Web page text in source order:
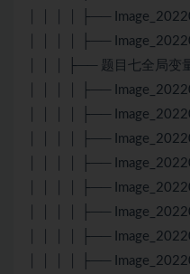
│ │ │ │ ├──
│ │ │ │ ├──
│ │ │ ├── 题目七全局变
│ │ │ │ ├──
│ │ │ │ ├──
│ │ │ │ ├──
│ │ │ │ ├──
│ │ │ │ ├──
│ │ │ │ ├──
│ │ │ │ ├──
│ │ │ │ ├──